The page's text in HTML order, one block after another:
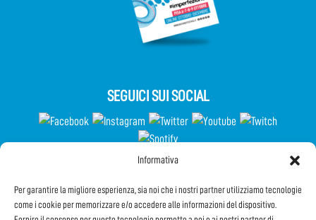
Informativa
Per garantire la migliore esperienza, sia noi che i nostri partner utilizziamo tecnologie
come i cookie per memorizzare e/o accedere alle informazioni del dispositivo.
SEGUICI SUI SOCIAL